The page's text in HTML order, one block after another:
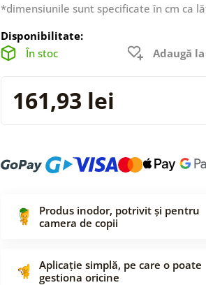
*dimensiunile sunt specificate în cm ca
Disponibilitate:
În stoc
Adaugă
161,93 lei
Produs inodor, potrivit și pentru
camera de copii
Aplicație simplă, pe care o poate
gestiona oricine